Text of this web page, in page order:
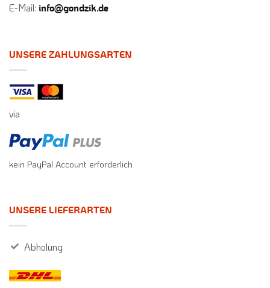
E-Mail: info@gondzik.de
UNSERE ZAHLUNGSARTEN
via
kein PayPal Account erforderlich
UNSERE LIEFERARTEN
Abholung